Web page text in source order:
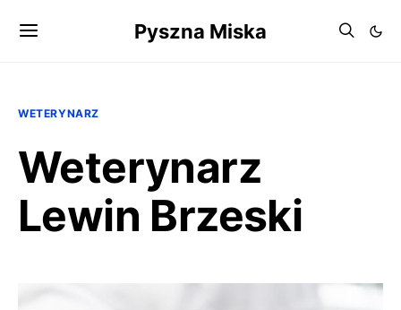
Pyszna Miska
WETERYNARZ
Weterynarz
Lewin Brzeski